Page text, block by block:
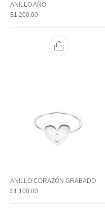
ANILLO AÑO
$1,200.00
ANILLO CORAZÓN GRABADO
$1,100.00